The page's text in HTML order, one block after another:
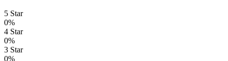
5 Star
0%
4 Star
0%
3 Star
0%